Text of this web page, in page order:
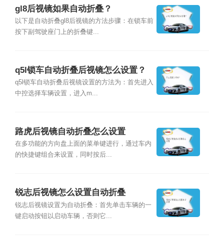
gl8后视镜如果自动折叠？
以下是自动折叠gl8后视镜的方法步骤：在锁车前
按下副驾驶座门上的折叠键...
q5l锁车自动折叠后视镜怎么设置？
q5l锁车自动折叠后视镜设置的方法为：首先进入
中控选择车辆设置，进入m...
路虎后视镜自动折叠怎么设置
在多功能的方向盘上面的菜单键进行，通过车内
的快捷键组合来设置，同时按后...
锐志后视镜怎么设置自动折叠
锐志后视镜设置为自动折叠：首先单击车辆的一
键启动按钮以启动车辆，否则它...